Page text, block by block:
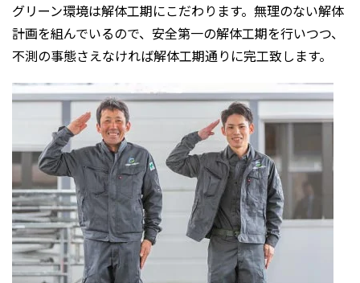
グリーン環境は解体工期にこだわります。無理のない解体
計画を組んでいるので、安全第一の解体工期を行いつつ、
不測の事態さえなければ解体工期通りに完工致します。